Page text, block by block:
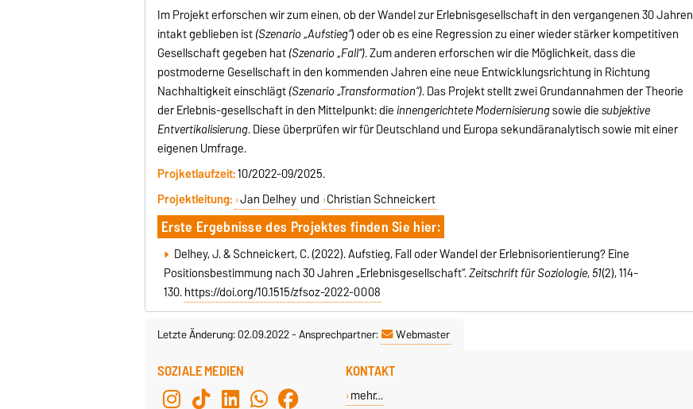
Im Projekt erforschen wirzum einen, ob der Wandel zur Erlebnisgesellschaft in den vergangenen 30 Jahren
intakt geblieben ist(Szenario „Aufstieg“) oder ob es eine Regression zu einer wieder stärker kompetitiven
Gesellschaft gegeben hat(Szenario „Fall“). Zum anderen erforschen wir die Möglichkeit, dass die
postmoderne Gesellschaft in den kommenden Jahren eine neue Entwicklungsrichtung in Richtung
Nachhaltigkeit einschlägt(Szenario „Transformation“). Das Projekt stellt zwei Grundannahmen der Theorie
der Erlebnis-gesellschaft in den Mittelpunkt: dieinnengerichtete Modernisierungsowie diesubjektive
Entvertikalisierung. Diese überprüfen wir für Deutschland und Europa sekundäranalytisch sowie mit einer
eigenen Umfrage.
Projketlaufzeit:10/2022-09/2025.
Projektleitung: Jan Delhey und Christian Schneickert
Erste Ergebnisse des Projektes finden Sie hier:
Delhey, J. & Schneickert, C. (2022). Aufstieg, Fall oder Wandel der Erlebnisorientierung? Eine
Positionsbestimmung nach 30 Jahren „Erlebnisgesellschaft“.Zeitschrift für Soziologie,51(2), 114-
130.https://doi.org/10.1515/zfsoz-2022-0008
Letzte Änderung: 02.09.2022-Ansprechpartner: Webmaster
SOZIALE MEDIEN KONTAKT
mehr…